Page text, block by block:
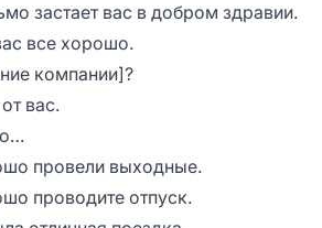
застает вас в добром здравии.
все хорошо.
компании]?
вас.
провели выходные.
проводите отпуск.